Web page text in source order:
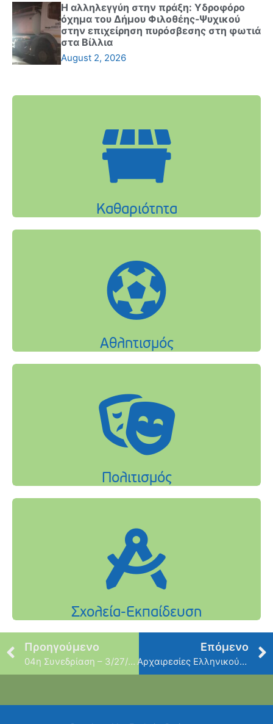
Η αλληλεγγύη στην πράξη: Υδροφόρο
όχημα του Δήμου Φιλοθέης-Ψυχικού
στην επιχείρηση πυρόσβεσης στη φωτιά
στα Βίλλια
August 2, 2026
Προηγούμενο
04η Συνεδρίαση – 3/27/2019
Επόμενο
Αρχαιρεσίες Ελληνικού Ερυθρού Σταυρού